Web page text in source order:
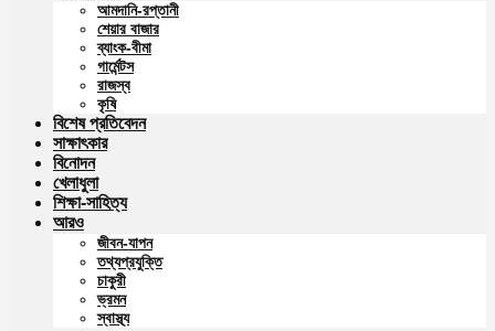
আমদানি-রপ্তানী
শেয়ার বাজার
ব্যাংক-বীমা
গার্মেন্টস
রাজস্ব
কৃষি
বিশেষ প্রতিবেদন
সাক্ষাৎকার
বিনোদন
খেলাধুলা
শিক্ষা-সাহিত্য
আরও
জীবন-যাপন
তথ্যপ্রযুক্তি
চাকুরী
ভ্রমন
স্বাস্থ্য